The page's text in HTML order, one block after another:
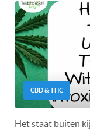
CBD & THC
Het staat buiten